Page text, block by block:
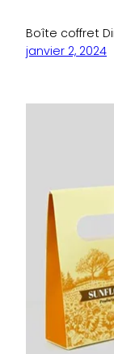
Boîte coffret
janvier 2, 2024